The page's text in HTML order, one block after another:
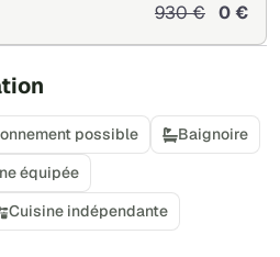
930 € 0 €
possible
Baignoire
équipée
Cuisine indépendante